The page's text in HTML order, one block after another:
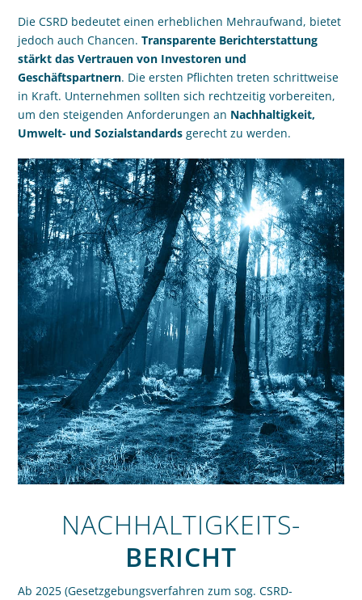
Die CSRD bedeutet einen erheblichen Mehraufwand, bietet
jedoch auch Chancen.Transparente Berichterstattung
stärkt das Vertrauen von Investoren und
Geschäftspartnern. Die ersten Pflichten treten schrittweise
in Kraft. Unternehmen sollten sich rechtzeitig vorbereiten,
um den steigenden Anforderungen an Nachhaltigkeit,
Umwelt- und Sozialstandards gerecht zu werden.
NACHHALTIGKEITS-
BERICHT
Ab 2025 (Gesetzgebungsverfahren zum sog. CSRD-